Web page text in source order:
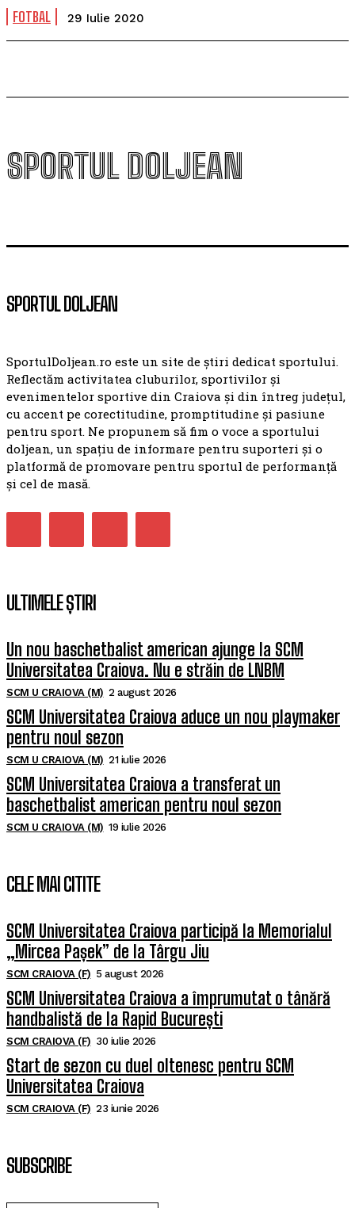
FOTBAL 29 Iulie 2020
SPORTUL DOLJEAN
SPORTUL DOLJEAN
SportulDoljean.ro este un site de știri dedicat sportului.
Reflectăm activitatea cluburilor, sportivilor și
evenimentelor sportive din Craiova și din întreg județul,
cu accent pe corectitudine, promptitudine și pasiune
pentru sport. Ne propunem să fim o voce a sportului
doljean, un spațiu de informare pentru suporteri și o
platformă de promovare pentru sportul de performanță
și cel de masă.
ULTIMELE ȘTIRI
Un nou baschetbalist american ajunge la SCM
Universitatea Craiova. Nu e străin de LNBM
SCM U CRAIOVA (M) 2 august 2026
SCM Universitatea Craiova aduce un nou playmaker
pentru noul sezon
SCM U CRAIOVA (M) 21 iulie 2026
SCM Universitatea Craiova a transferat un
baschetbalist american pentru noul sezon
SCM U CRAIOVA (M) 19 iulie 2026
CELE MAI CITITE
SCM Universitatea Craiova participă la Memorialul
„Mircea Pașek” de la Târgu Jiu
SCM CRAIOVA (F) 5 august 2026
SCM Universitatea Craiova a împrumutat o tânără
handbalistă de la Rapid București
SCM CRAIOVA (F) 30 iulie 2026
Start de sezon cu duel oltenesc pentru SCM
Universitatea Craiova
SCM CRAIOVA (F) 23 iunie 2026
SUBSCRIBE